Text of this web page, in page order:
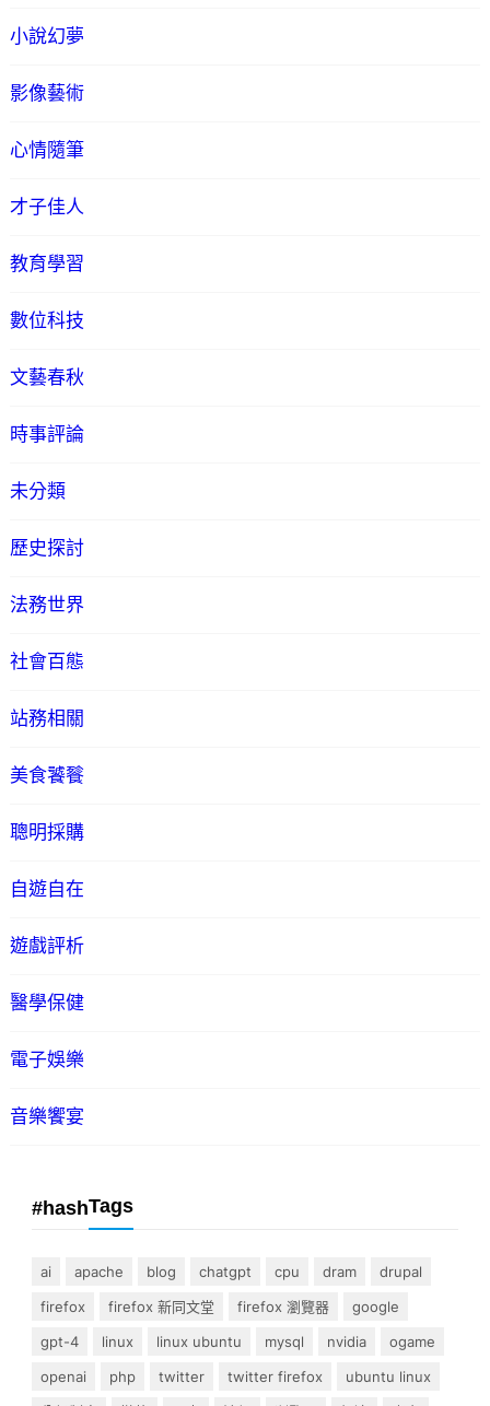
小說幻夢
影像藝術
心情隨筆
才子佳人
教育學習
數位科技
文藝春秋
時事評論
未分類
歷史探討
法務世界
社會百態
站務相關
美食饕餮
聰明採購
自遊自在
遊戲評析
醫學保健
電子娛樂
音樂饗宴
#hashTags
ai apache blog chatgpt cpu dram
drupal
firefox
firefox 新同文堂 firefox 瀏覽器
google
gpt-4
linux linux ubuntu mysql nvidia
ogame
openai
php twitter twitter firefox
ubuntu linux